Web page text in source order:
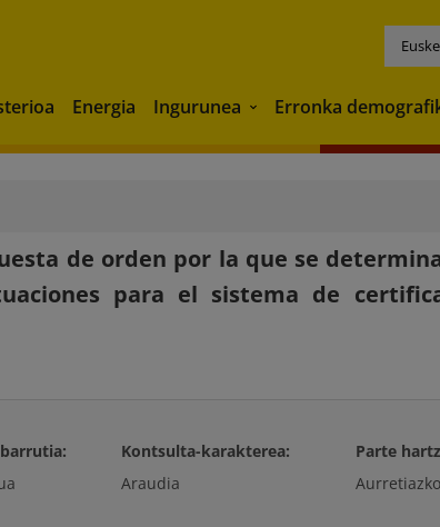
Energia Ingurunea Ingurunea
Erronka
de orden por la que se
para el sistema de
Kontsulta-karakterea:
Araudia
Parte